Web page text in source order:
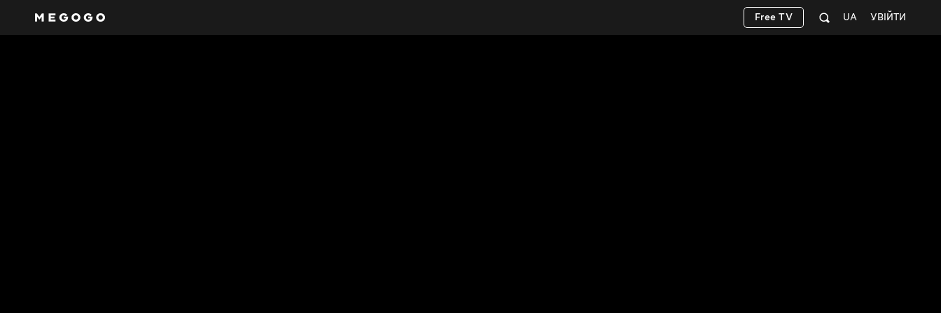
УВІЙТИ
UA
Free TV